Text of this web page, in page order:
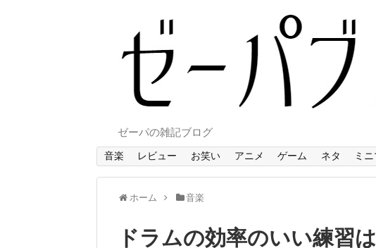
ゼーパの雑記ブログ
音楽 レビュー お笑い アニメ ゲーム ネタ ミ
ホーム 音楽
ドラムの効率のいい練習